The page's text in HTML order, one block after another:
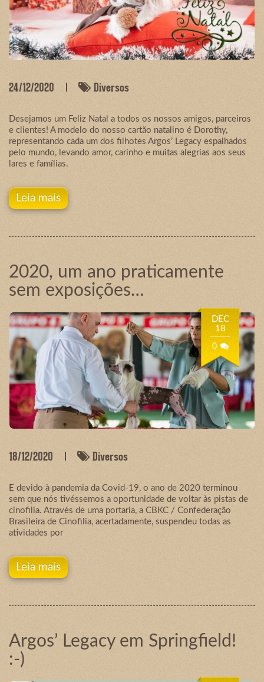
24/12/2020 Diversos
Desejamos um Feliz Natal a todos os nossos amigos, parceiros
e clientes! A modelo do nosso cartão natalino é Dorothy,
representando cada um dos filhotes Argos’ Legacy espalhados
pelo mundo, levando amor, carinho e muitas alegrias aos seus
lares e famílias.
Leia mais
2020, um ano praticamente
sem exposições…
DEC
18
0
18/12/2020 Diversos
E devido à pandemia da Covid-19, o ano de 2020 terminou
sem que nós tivéssemos a oportunidade de voltar às pistas de
cinofilia. Através de uma portaria, a CBKC / Confederação
Brasileira de Cinofilia, acertadamente, suspendeu todas as
atividades por
Leia mais
Argos’ Legacy em Springfield!
:-)